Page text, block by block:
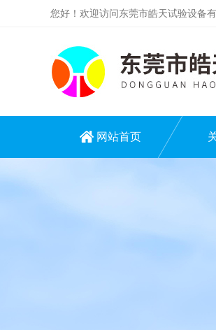
您好！欢迎访问东莞市皓天试验设备
网站首页